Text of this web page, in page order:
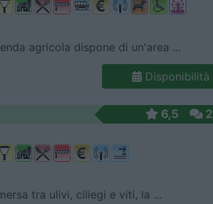
agricola dispone di un'area ...
Disponibilità
6,5 2
tra ulivi, ciliegi e viti, la ...